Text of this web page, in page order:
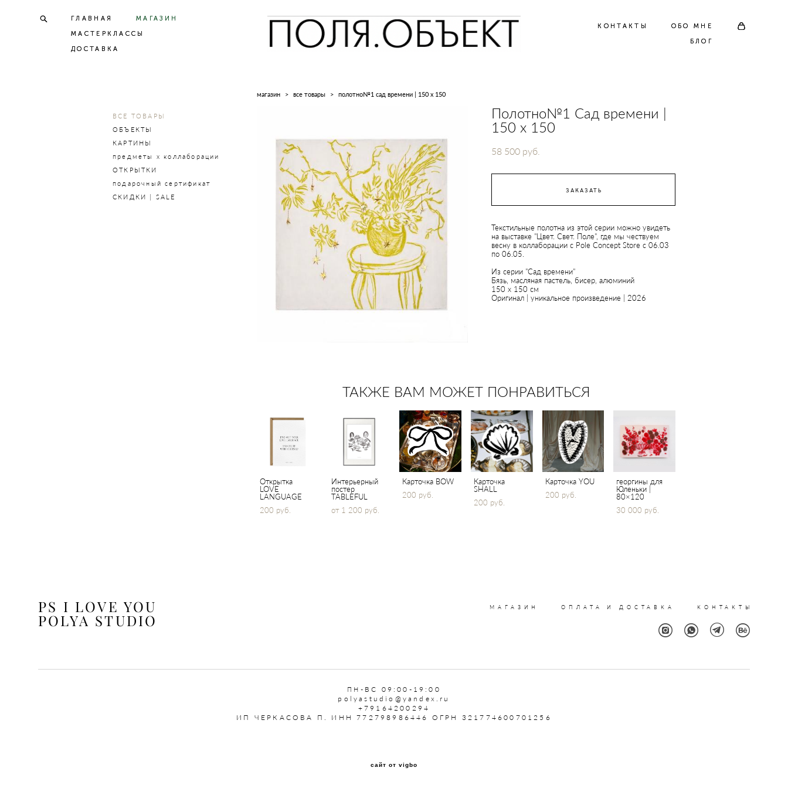
ГЛАВНАЯ
МАГАЗИН
МАСТЕРКЛАССЫ
ДОСТАВКА
КОНТАКТЫ
ОБО МНЕ
БЛОГ
ГЛАВНАЯ
МАГАЗИН
МАСТЕРКЛАССЫ
ДОСТАВКА
КОНТАКТЫ
ОБО МНЕ
БЛОГ
ВСЕ ТОВАРЫ
ОБЪЕКТЫ
КАРТИНЫ
предметы х коллаборации
ОТКРЫТКИ
подарочный сертификат
СКИДКИ | SALE
магазин > все товары > полотно№1 сад времени | 150 х 150
Полотно№1 Сад времени |
150 х 150
58 500 pуб.
ЗАКАЗАТЬ
Текстильные полотна из этой серии можно увидеть
на выставке "Цвет. Свет. Поле", где мы чествуем
весну в коллаборации с Pole Concept Storeс 06.03
по 06.05.
Из серии "Сад времени"
Бязь, масляная пастель, бисер, алюминий
150 х 150 см
Оригинал | уникальное произведение | 2026
ТАКЖЕ ВАМ МОЖЕТ ПОНРАВИТЬСЯ
Открытка
LOVE
LANGUAGE
200 pуб.
Интерьерный
постер
TABLEFUL
от 1 200 pуб.
Карточка BOW
200 pуб.
Карточка
SHALL
200 pуб.
Карточка YOU
200 pуб.
георгины для
Юленьки |
80×120
30 000 pуб.
PS I LOVE YOU
POLYA STUDIO
МАГАЗИН ОПЛАТА И ДОСТАВКА КОНТАКТЫ
ПН -ВС 09:00-19:00
polyastudio@yandex.ru
+79164200294
ИП ЧЕРКАСОВА П. ИНН 772798986446 ОГРН 321774600701256
сайт от vigbo